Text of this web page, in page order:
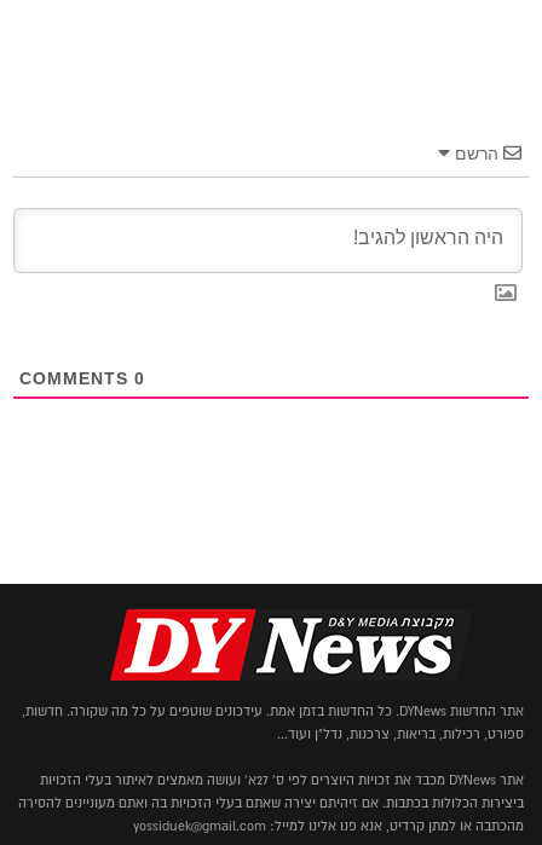
הרשם
0
אתר החדשות DYNews. כל החדשות בזמן אמת. עידכונים שוטפים על כל מה שקורה. חדשות,
ספורט, רכילות, בריאות, צרכנות, נדל"ן ועוד...
אתר DYNews מכבד את זכויות היוצרים לפי ס' 27א' ועושה מאמצים לאיתור בעלי הזכויות
ביצירות הכלולות בכתבות. אם זיהיתם יצירה שאתם בעלי הזכויות בה ואתם מעוניינים להסירה
מהכתבה או למתן קרדיט, אנא פנו אלינו למייל: yossiduek@gmail.com